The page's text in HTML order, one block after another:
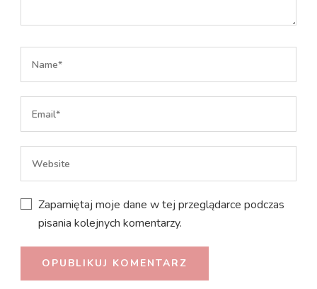
Zapamiętaj moje dane w tej przeglądarce podczas
pisania kolejnych komentarzy.